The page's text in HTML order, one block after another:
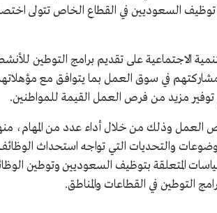
توظيف السعوديين في القطاع الخاص تتولى
الاجتماعية على تقديم برامج التوطين
في سوق العمل بما يتوافق مع
مزيد من فرص العمل القيمة للمواطنين.
العمل وذلك من خلال أداء عدد من المهام،
والتحديات التي تواجه استحداث الوظائف
المتعلقة بتوظيف السعوديين وتوطين
التوطين في القطاعات والمناطق.